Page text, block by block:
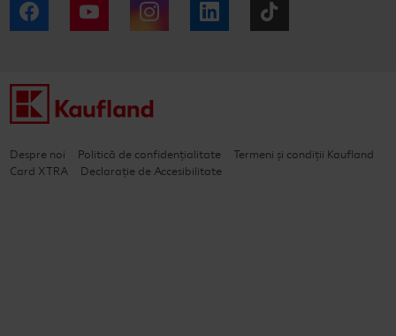
Facebook YouTube Instagram LinkedIn
Despre noi Politică de confidențialitate
Termeni și condiții Kaufland
Card XTRA
Declarație de Accesibilitate